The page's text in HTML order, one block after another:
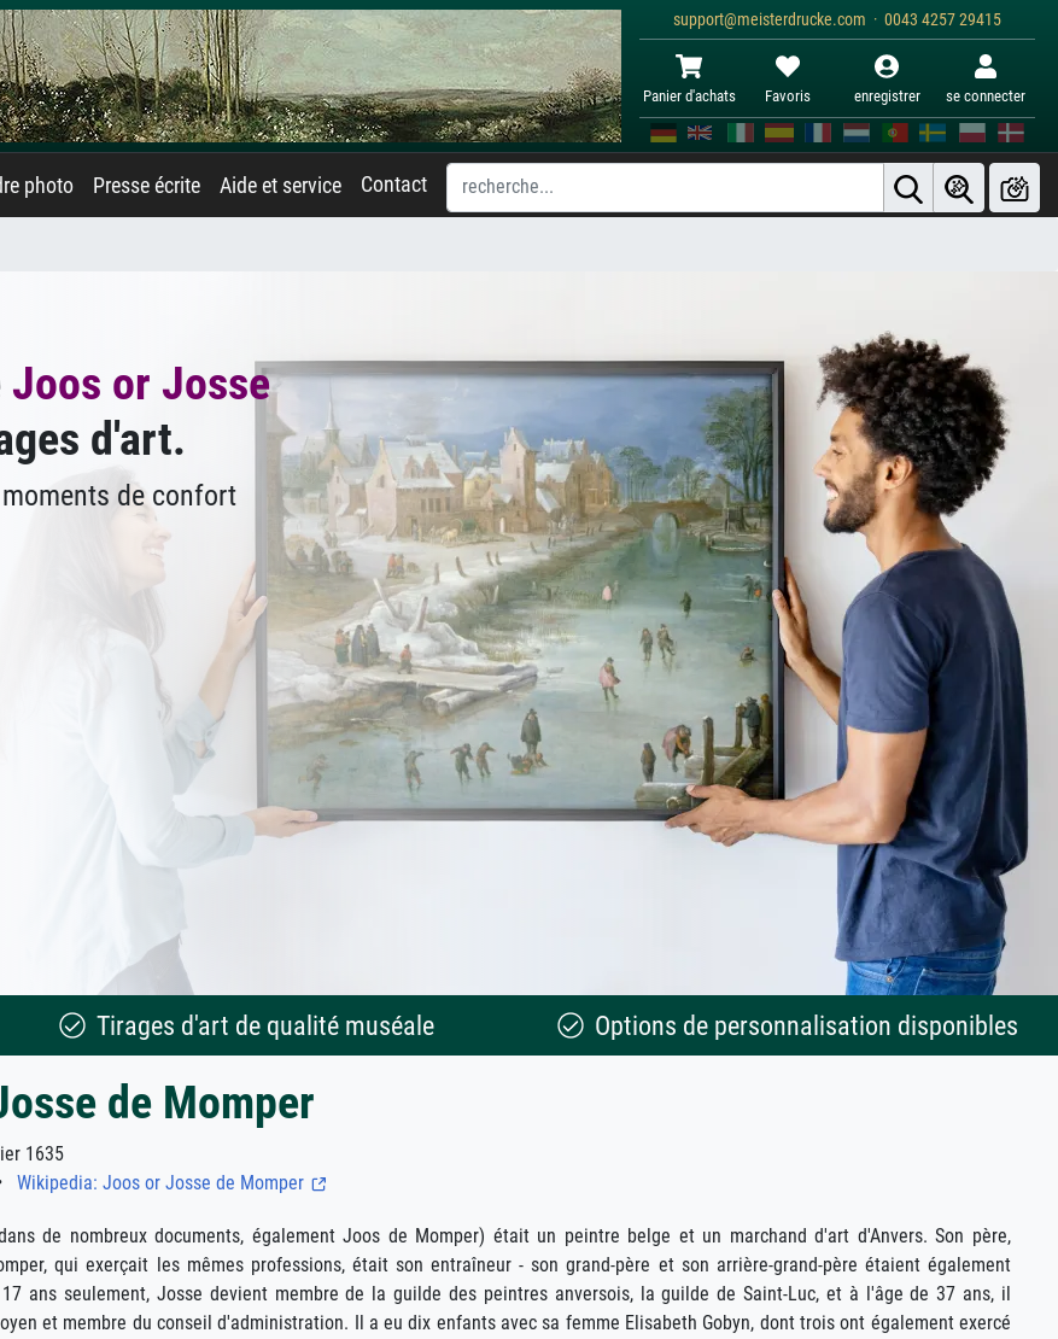
support@meisterdrucke.com · 0043 4257 29415
Panier d'achats Favoris enregistrer se connecter
photo Presse écrite Aide et service Contact
Joos or Josse
d'art.
de confort
Tirages d'art de qualité muséale Options de personnalisation disponibles
de Momper
1635
Wikipedia: Joos or Josse de Momper
de nombreux documents, également Joos de Momper) était un peintre belge et un marchand d'art d'Anvers. Son père,
qui exerçait les mêmes professions, était son entraîneur - son grand-père et son arrière-grand-père étaient également
ans seulement, Josse devient membre de la guilde des peintres anversois, la guilde de Saint-Luc, et à l'âge de 37 ans, il
et membre du conseil d'administration. Il a eu dix enfants avec sa femme Elisabeth Gobyn, dont trois ont également exercé